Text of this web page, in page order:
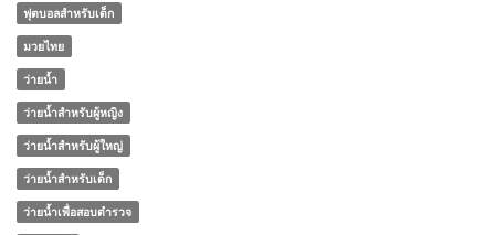
ฟุตบอลสำหรับเด็ก
มวยไทย
ว่ายน้ำ
ว่ายน้ำสำหรับผู้หญิง
ว่ายน้ำสำหรับผู้ใหญ่
ว่ายน้ำสำหรับเด็ก
ว่ายน้ำเพื่อสอบตำรวจ